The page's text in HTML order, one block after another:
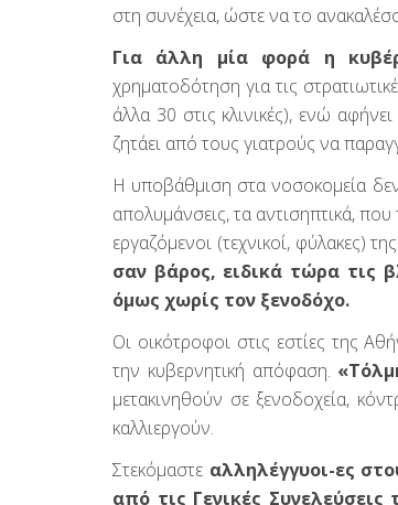
στη συνέχεια, ώστε να το
Για άλλη μία φορά η
χρηματοδότηση για τις
άλλα 30 στις κλινικές), ενώ
ζητάει από τους γιατρούς να
Η υποβάθμιση στα νοσοκομεία δεν
απολυμάνσεις, τα αντισηπτικά,
εργαζόμενοι (τεχνικοί, φύλακες)
σαν βάρος, ειδικά τώρα τις
όμως χωρίς τον ξενοδόχο.
Οι οικότροφοι στις εστίες της
την κυβερνητική απόφαση.
μετακινηθούν σε ξενοδοχεία,
καλλιεργούν.
Στεκόμαστε αλληλέγγυοι-ες
από τις Γενικές